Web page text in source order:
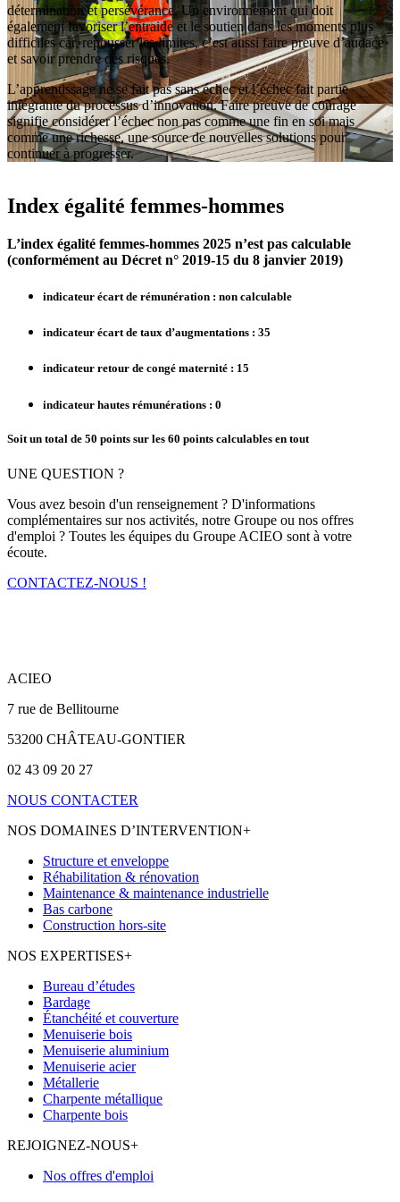
détermination et persévérance. Un environnement qui doit
également favoriser l’entraide et le soutien dans les moments plus
difficiles car, repousser les limites, c’est aussi faire preuve d’audace
et savoir prendre des risques.
L’apprentissage ne se fait pas sans échec et l’échec fait partie
intégrante du processus d’innovation. Faire preuve de courage
signifie considérer l’échec non pas comme une fin en soi mais
comme une richesse, une source de nouvelles solutions pour
continuer à progresser.
Index égalité femmes-hommes
L’index égalité femmes-hommes 2025 n’est pas calculable
(conformément au Décret n° 2019-15 du 8 janvier 2019)
indicateur écart de rémunération : non calculable
indicateur écart de taux d’augmentations : 35
indicateur retour de congé maternité : 15
indicateur hautes rémunérations : 0
Soit un total de 50 points sur les 60 points calculables en tout
UNE QUESTION ?
Vous avez besoin d'un renseignement ? D'informations
complémentaires sur nos activités, notre Groupe ou nos offres
d'emploi ? Toutes les équipes du Groupe ACIEO sont à votre
écoute.
CONTACTEZ-NOUS !
ACIEO
7 rue de Bellitourne
53200 CHÂTEAU-GONTIER
02 43 09 20 27
NOUS CONTACTER
NOS DOMAINES D’INTERVENTION+
Structure et enveloppe
Réhabilitation & rénovation
Maintenance & maintenance industrielle
Bas carbone
Construction hors-site
NOS EXPERTISES+
Bureau d’études
Bardage
Étanchéité et couverture
Menuiserie bois
Menuiserie aluminium
Menuiserie acier
Métallerie
Charpente métallique
Charpente bois
REJOIGNEZ-NOUS+
Nos offres d'emploi